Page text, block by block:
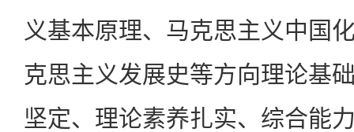
义基本原理、马克思主义中国
克思主义发展史等方向理论基
坚定、理论素养扎实、综合能